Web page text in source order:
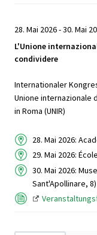
28. Mai 2026 - 30. Mai
L'Unione
condividere
Internationaler
Unione internazionale
in Roma (UNIR)
28. Mai 2026:
29. Mai 2026:
30. Mai 2026:
Sant'Apollinare, 8)